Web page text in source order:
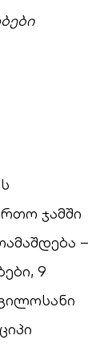
ჯამში
–
9